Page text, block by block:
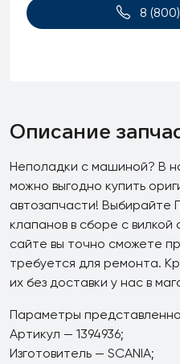
8
Описание
Неполадки с машиной? В
можно выгодно купить
автозапчасти! Выбирайте
клапанов в сборе с
сайте вы точно сможете
требуется для ремонта.
их без доставки у нас в
Параметры
Артикул — 1394936;
Изготовитель — SCANIA;